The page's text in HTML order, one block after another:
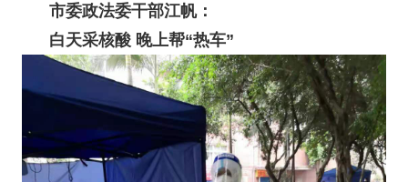
市委政法委干部江帆：
白天采核酸 晚上帮“热车”